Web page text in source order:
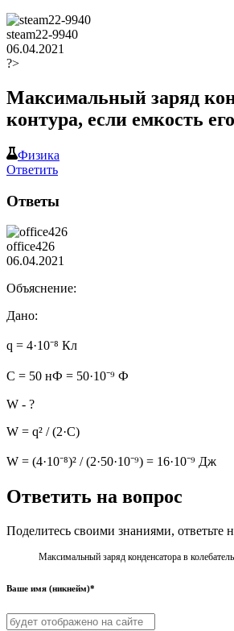
steam22-9940
06.04.2021
?>
Максимальный заряд
контура, если емкость
Физика
Ответить
Ответы
office426
06.04.2021
Объяснение:
Дано:
q = 4·10⁻⁸ Кл
C = 50 нФ = 50·10⁻⁹ Ф
W - ?
W = q² / (2·C)
W = (4·10⁻⁸)² / (2·50·10⁻⁹) = 16·10⁻⁹ Дж
Ответить на вопрос
Поделитесь своими знаниями, ответьте
Максимальный заряд конденсатора в
Ваше имя (никнейм)*